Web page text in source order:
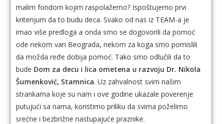
malim fondom kojim raspolažemo? Ispoštujemo prvi
kriterijum da to budu deca. Svako od nas iz TEAM-a je
imao više predloga a onda smo se dogovorili da pomoć
ode nekom van Beograda, nekom za koga smo pomislili
da možda ređe dobija pomoć. Tako smo odlučili da to
bude Dom za decu i lica ometena u razvoju Dr. Nikola
Šumenković, Stamnica.Uz zahvalnost svim našim
strankama koje su nam i ove godine ukazale poverenje
putujući sa nama, koristimo priliku da svima poželimo
srećne i bezbrižne nastupajuće praznike.